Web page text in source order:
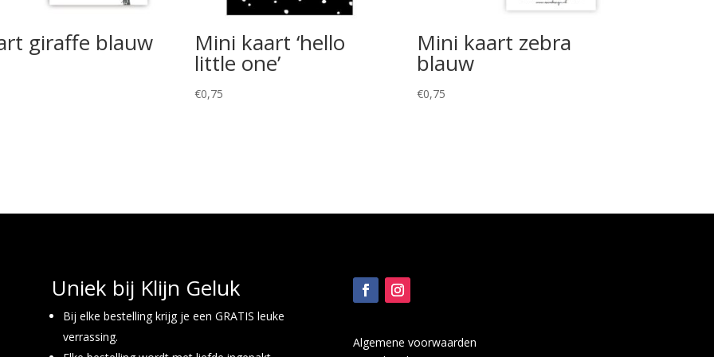
giraffe blauw Mini kaart ‘hello
little one’
€0,75
Mini kaart zebra
blauw
€0,75
Uniek bij Klijn Geluk
Bij elke bestelling krijg je een GRATIS leuke
verrassing.
Algemene voorwaarden